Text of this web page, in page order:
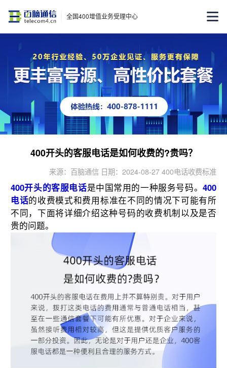
全国400增值业务受理中心
400开头的客服电话是如何收费的?贵吗？
来源：百脑通信 日期：2024-08-27 400电话收费标准
400开头的客服电话是中国常用的一种服务号码。400
电话的收费模式和费用标准在不同的情况下可能有所
不同，下面将详细介绍这种号码的收费机制以及是否
贵的问题。